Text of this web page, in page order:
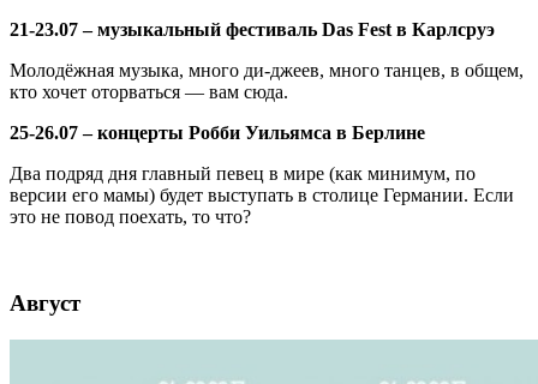
21-23.07 – музыкальный фестиваль Das Fest в Карлсруэ
Молодёжная музыка, много ди-джеев, много танцев, в общем,
кто хочет оторваться — вам сюда.
25-26.07 – концерты Робби Уильямса в Берлине
Два подряд дня главный певец в мире (как минимум, по
версии его мамы) будет выступать в столице Германии. Если
это не повод поехать, то что?
Август